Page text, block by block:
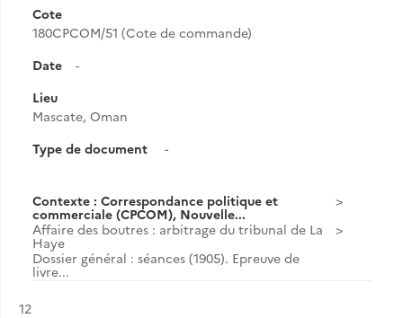
Cote
180CPCOM/51 (Cote de commande)
Date
-
Lieu
Mascate, Oman
Type de document
-
Contexte : Correspondance politique et
commerciale (CPCOM), Nouvelle...
Affaire des boutres : arbitrage du tribunal de La
Haye
Dossier général : séances (1905). Epreuve de
livre...
Résultat n°
12